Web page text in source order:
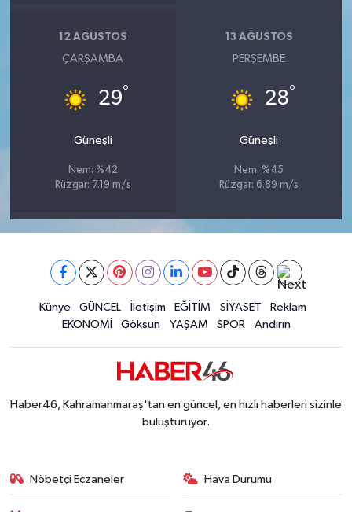
12 AĞUSTOS
ÇARŞAMBA
29°
Güneşli
Nem: %42
Rüzgar: 7.19 m/s
13 AĞUSTOS
PERŞEMBE
28°
Güneşli
Nem: %45
Rüzgar: 6.89 m/s
Künye GÜNCEL İletişim EĞİTİM SİYASET
Reklam
EKONOMİ
Göksun YAŞAM SPOR Andırın
Haber46, Kahramanmaraş'tan en güncel, en hızlı haberleri sizinle
buluşturuyor.
Nöbetçi Eczaneler Hava Durumu
Politika
YEREL
BÖLGEDEN
BİLİM TEKNOLOJİ
YARIŞMALAR
TANITIM